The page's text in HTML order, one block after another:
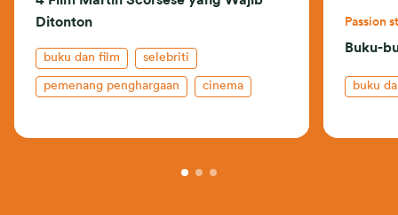
Ditonton
buku dan film selebriti
pemenang penghargaan cinema
Passion
Buku-
buku